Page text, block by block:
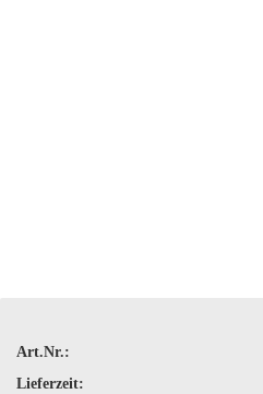
Art.Nr.:
Lieferzeit: